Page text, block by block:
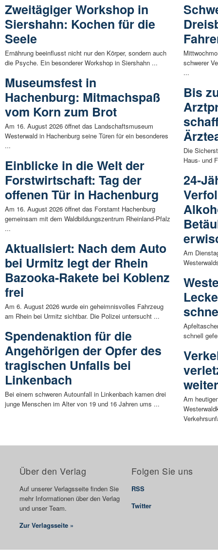
Zweitägiger Workshop in
Siershahn: Kochen für die
Seele
Ernährung beeinflusst nicht nur den Körper, sondern auch
die Psyche. Ein besonderer Workshop in Siershahn ...
Museumsfest in
Hachenburg: Mitmachspaß
vom Korn zum Brot
Am 16. August 2026 öffnet das Landschaftsmuseum
Westerwald in Hachenburg seine Türen für ein besonderes
...
Einblicke in die Welt der
Forstwirtschaft: Tag der
offenen Tür in Hachenburg
Am 16. August 2026 öffnet das Forstamt Hachenburg
gemeinsam mit dem Waldbildungszentrum Rheinland-Pfalz
...
Aktualisiert: Nach dem Auto
bei Urmitz legt der Rhein
Bazooka-Rakete bei Koblenz
frei
Am 6. August 2026 wurde ein geheimnisvolles Fahrzeug
am Rhein bei Urmitz sichtbar. Die Polizei untersucht ...
Spendenaktion für die
Angehörigen der Opfer des
tragischen Unfalls bei
Linkenbach
Bei einem schweren Autounfall in Linkenbach kamen drei
junge Menschen im Alter von 19 und 16 Jahren ums ...
schwerer
...
Bis
Die
Haus- und
24-
Am
schnell
Am
Über den Verlag
Auf unserer Verlagsseite finden Sie
mehr Informationen über den Verlag
und unser Team.
Zur Verlagsseite »
Folgen Sie uns
RSS
Twitter